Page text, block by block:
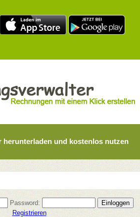
herunterladen und kostenlos nutzen
Password:
Registrieren